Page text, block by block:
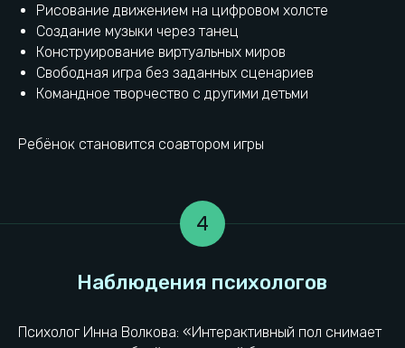
Рисование движением на цифровом холсте
Создание музыки через танец
Конструирование виртуальных миров
Свободная игра без заданных сценариев
Командное творчество с другими детьми
Ребёнок становится соавтором игры
4
Психолог Инна Волкова: «Интерактивный пол снимает